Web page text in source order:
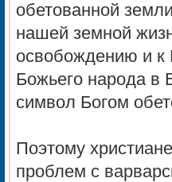
обетованной
нашей земной
освобождению и к
Божьего народа в
символ Богом
Поэтому
проблем с